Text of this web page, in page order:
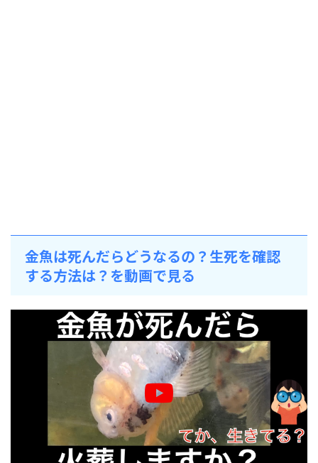
金魚は死んだらどうなるの？生死を確認
する方法は？を動画で見る